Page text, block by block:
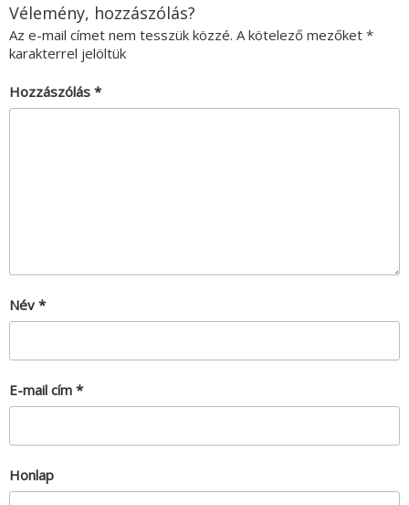
Vélemény, hozzászólás?
Az e-mail címet nem tesszük közzé. A kötelező mezőket *
karakterrel jelöltük
Hozzászólás *
Név *
E-mail cím *
Honlap